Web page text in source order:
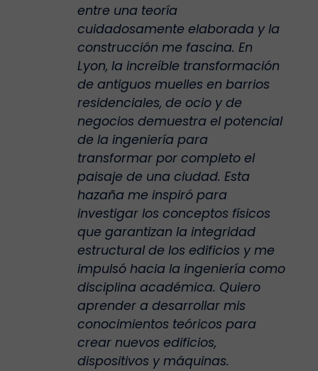
entre una teoría
cuidadosamente elaborada y la
construcción me fascina. En
Lyon, la increíble transformación
de antiguos muelles en barrios
residenciales, de ocio y de
negocios demuestra el potencial
de la ingeniería para
transformar por completo el
paisaje de una ciudad. Esta
hazaña me inspiró para
investigar los conceptos físicos
que garantizan la integridad
estructural de los edificios y me
impulsó hacia la ingeniería como
disciplina académica. Quiero
aprender a desarrollar mis
conocimientos teóricos para
crear nuevos edificios,
dispositivos y máquinas.